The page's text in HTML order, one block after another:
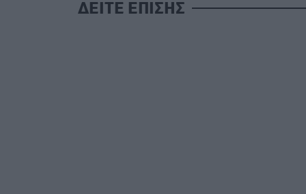
ΔΕΙΤΕ ΕΠΙΣΗΣ